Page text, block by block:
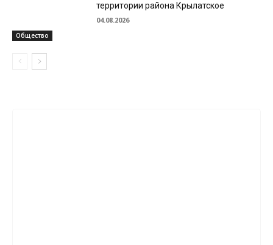
Общество
территории района Крылатское
04.08.2026